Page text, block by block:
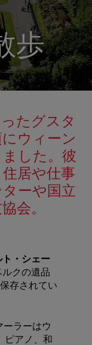
歩
たグスタ
ウィーン
した。彼
居や仕事
ーや国立
会。
ト・シェー
クの遺品
存されてい
ーラーはウ
ピアノ、和